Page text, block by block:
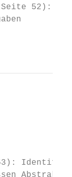
52):